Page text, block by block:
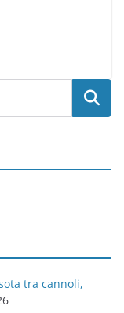
tra cannoli,